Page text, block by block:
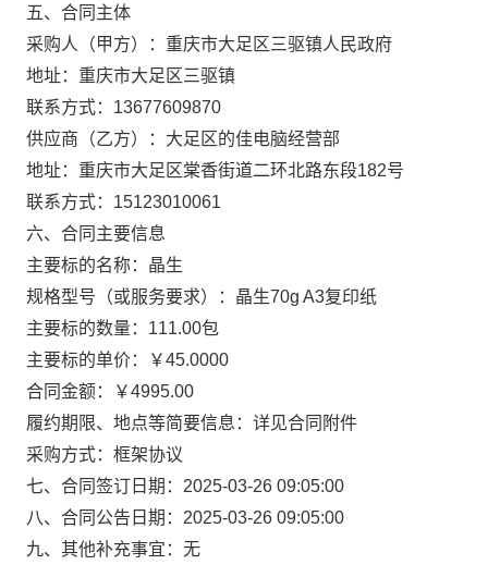
五、合同主体
采购人（甲方）：重庆市大足区三驱镇人民政府
地址：重庆市大足区三驱镇
联系方式：13677609870
供应商（乙方）：大足区的佳电脑经营部
地址：重庆市大足区棠香街道二环北路东段182号
联系方式：15123010061
六、合同主要信息
主要标的名称：晶生
规格型号（或服务要求）：晶生70g A3复印纸
主要标的数量：111.00包
主要标的单价：￥45.0000
合同金额：￥4995.00
履约期限、地点等简要信息：详见合同附件
采购方式：框架协议
七、合同签订日期：2025-03-26 09:05:00
八、合同公告日期：2025-03-26 09:05:00
九、其他补充事宜：无